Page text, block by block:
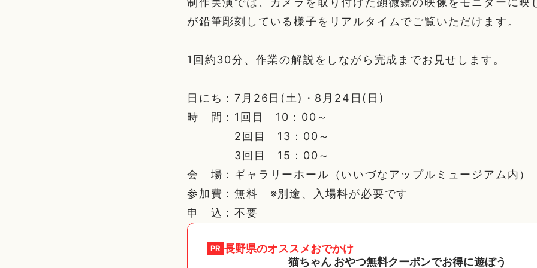
が鉛筆彫刻している様子をリアルタイムでご覧いただけます。
1回約30分、作業の解説をしながら完成までお見せします。
日にち：7月26日(土)・8月24日(日)
時 間：1回目 10：00～
2回目 13：00～
3回目 15：00～
会 場：ギャラリーホール（いいづなアップルミュージアム内）
参加費：無料 ※別途、入場料が必要です
申 込：不要
PR 長野県のオススメおでかけ
猫ちゃん おやつ無料クーポンでお得に遊ぼう